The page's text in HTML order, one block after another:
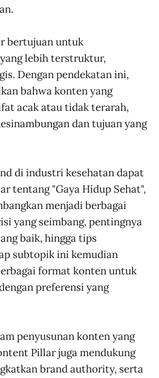
bertujuan untuk
lebih terstruktur,
Dengan pendekatan ini,
bahwa konten yang
acak atau tidak terarah,
dan tujuan yang
di industri kesehatan dapat
tentang "Gaya Hidup Sehat",
menjadi berbagai
yang seimbang, pentingnya
baik, hingga tips
subtopik ini kemudian
format konten untuk
preferensi yang
penyusunan konten yang
Pillar juga mendukung
brand authority, serta